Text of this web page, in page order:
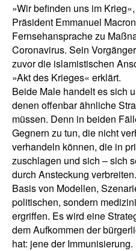
»Wir befinden uns im
Präsident Emmanuel
Fernsehansprache zu
Coronavirus. Sein
zuvor die islamistischen
»Akt des Krieges« erklärt.
Beide Male handelt es sich
denen offenbar ähnliche
müssen. Denn in beiden
Gegnern zu tun, die nicht
verhandeln können, die in
zuschlagen und sich – sich
durch Ansteckung
Basis von Modellen,
politischen, sondern
ergriffen. Es wird eine
dem Aufkommen der
hat: jene der Immunisierung.